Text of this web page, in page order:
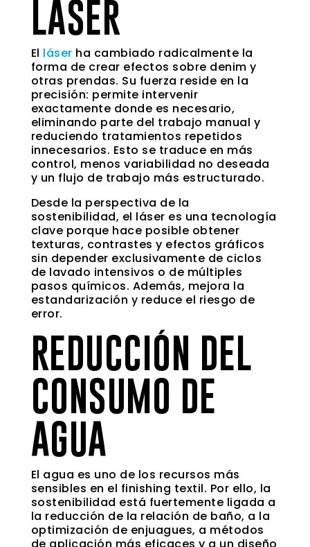
LÁSER
El láser ha cambiado radicalmente la
forma de crear efectos sobre denim y
otras prendas. Su fuerza reside en la
precisión: permite intervenir
exactamente donde es necesario,
eliminando parte del trabajo manual y
reduciendo tratamientos repetidos
innecesarios. Esto se traduce en más
control, menos variabilidad no deseada
y un flujo de trabajo más estructurado.
Desde la perspectiva de la
sostenibilidad, el láser es una tecnología
clave porque hace posible obtener
texturas, contrastes y efectos gráficos
sin depender exclusivamente de ciclos
de lavado intensivos o de múltiples
pasos químicos. Además, mejora la
estandarización y reduce el riesgo de
error.
REDUCCIÓN DEL
CONSUMO DE
AGUA
El agua es uno de los recursos más
sensibles en el finishing textil. Por ello, la
sostenibilidad está fuertemente ligada a
la reducción de la relación de baño, a la
optimización de enjuagues, a métodos